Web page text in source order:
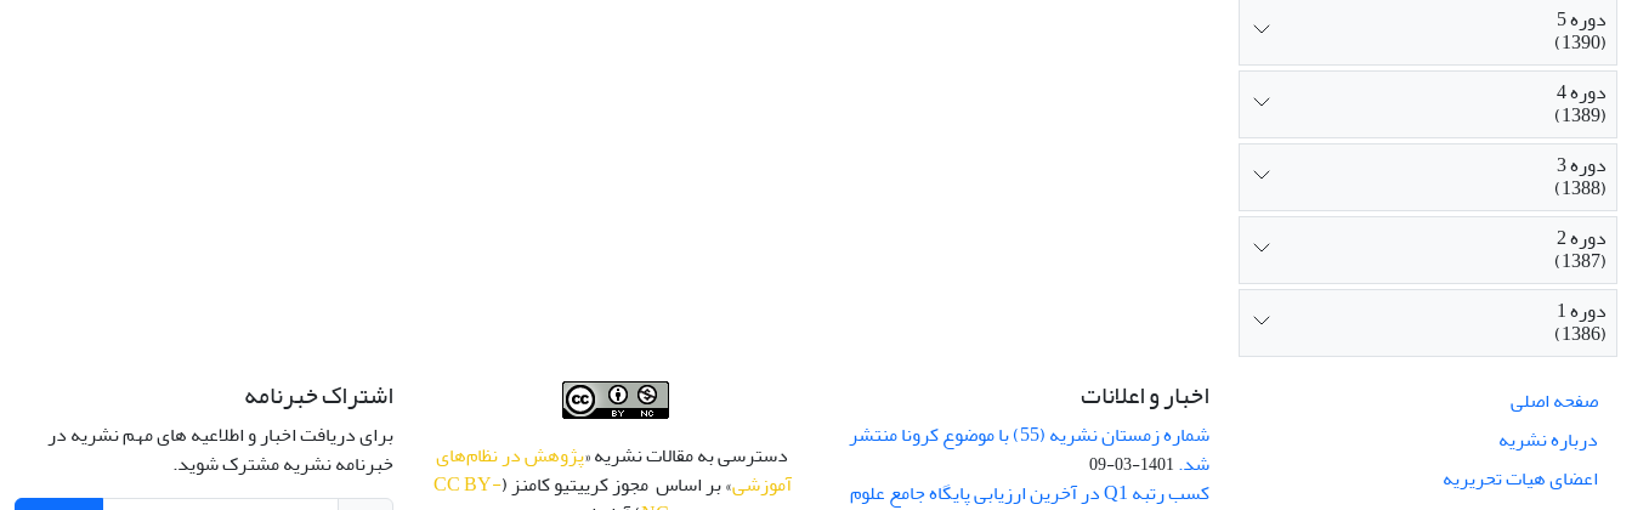
دوره 5
(1390)
دوره 4
(1389)
دوره 3
(1388)
دوره 2
(1387)
دوره 1
(1386)
صفحه اصلی
درباره نشریه
اعضای هیات تحریریه
اخبار و اعلانات
شماره زمستان نشریه (55) با موضوع کرونا منتشر
شد.1401-03-09
کسب رتبه Q1 در آخرین ارزیابی پایگاه جامع علوم
دسترسی به مقالات نشریه «پژوهش در نظام‌های
آموزشی» بر اساس مجوز کرییتیو کامنز (CC BY-
اشتراک خبرنامه
برای دریافت اخبار و اطلاعیه های مهم نشریه در
خبرنامه نشریه مشترک شوید.